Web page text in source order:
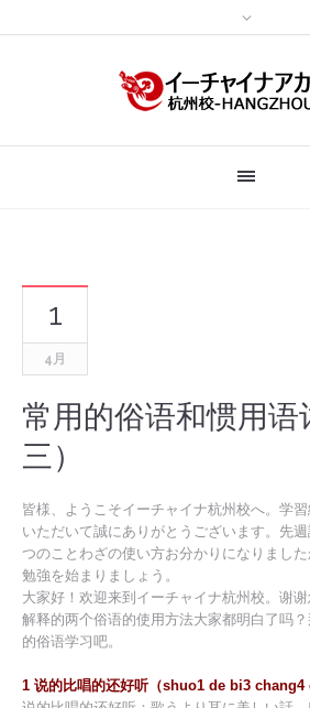
1
4月
常用的俗语和惯用语
三）
皆様、ようこそイーチャイナ杭州校へ。学
いただいて誠にありがとうございます。先
つのことわざの使い方お分かりになりまし
勉強を始まりましょう。
大家好！欢迎来到イーチャイナ杭州校。谢
解释的两个俗语的使用方法大家都明白了吗
的俗语学习吧。
1 说的比唱的还好听（shuo1 de bi3 chang4